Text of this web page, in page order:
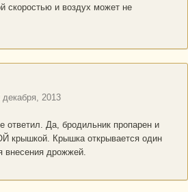
скоростью и воздух может не
декабря, 2013
ответил. Да, бродильник пропарен и
крышкой. Крышка открывается один
внесения дрожжей.